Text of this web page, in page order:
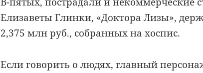
Елизаветы Глинки, «Доктора Лизы»,
2,375 млн руб., собранных на хоспис.
Если говорить о людях, главный